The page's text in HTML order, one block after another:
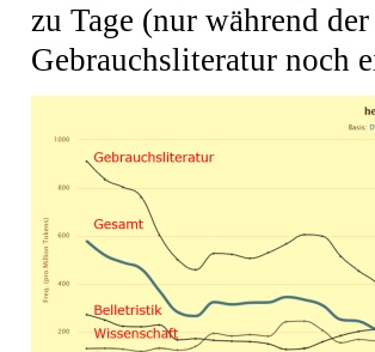
zu Tage (nur während
Gebrauchsliteratur noch